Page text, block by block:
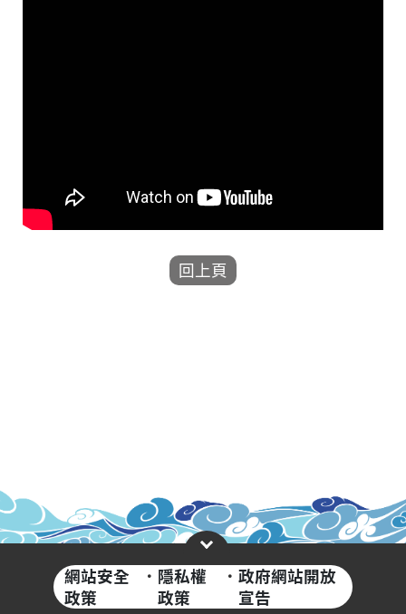
網站安全
政策
· 隱私權
政策
·政府網站開放
宣告